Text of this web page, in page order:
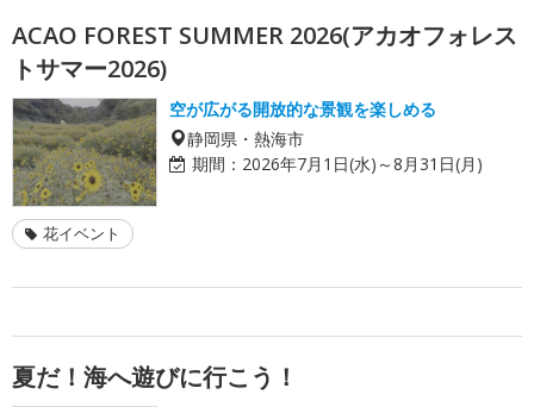
ACAO FOREST SUMMER 2026(アカオフォレス
トサマー2026)
空が広がる開放的な景観を楽しめる
静岡県・熱海市
期間： 2026年7月1日(水)～8月31日(月)
花イベント
夏だ！海へ遊びに行こう！